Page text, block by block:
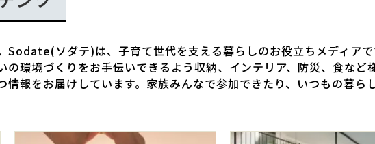
Sodate(ソダテ)は、子育て世代を支える暮らしのお役立ちメディアで
環境づくりをお手伝いできるよう収納、インテリア、防災、食など
報をお届けしています。家族みんなで参加できたり、いつもの暮ら